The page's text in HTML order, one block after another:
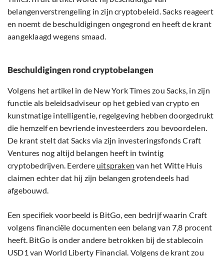
belangenverstrengeling in zijn cryptobeleid. Sacks reageert
en noemt de beschuldigingen ongegrond en heeft de krant
aangeklaagd wegens smaad.
Beschuldigingen rond cryptobelangen
Volgens het artikel in de New York Times zou Sacks, in zijn
functie als beleidsadviseur op het gebied van crypto en
kunstmatige intelligentie, regelgeving hebben doorgedrukt
die hemzelf en bevriende investeerders zou bevoordelen.
De krant stelt dat Sacks via zijn investeringsfonds Craft
Ventures nog altijd belangen heeft in twintig
cryptobedrijven. Eerdere uitspraken van het Witte Huis
claimen echter dat hij zijn belangen grotendeels had
afgebouwd.
Een specifiek voorbeeld is BitGo, een bedrijf waarin Craft
volgens financiële documenten een belang van 7,8 procent
heeft. BitGo is onder andere betrokken bij de stablecoin
USD1 van World Liberty Financial. Volgens de krant zou